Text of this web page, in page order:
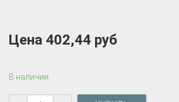
Цена 402,44 руб
В наличии